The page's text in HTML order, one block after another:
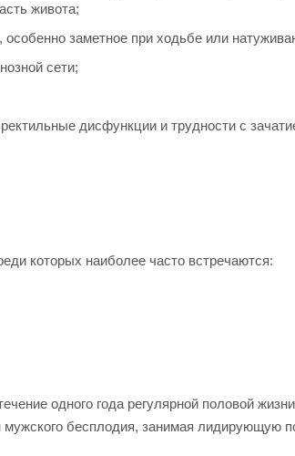
живота;
заметное при ходьбе или
сети;
дисфункции и трудности с
которых наиболее часто встречаются:
одного года регулярной половой
мужского бесплодия, занимая лидирующую